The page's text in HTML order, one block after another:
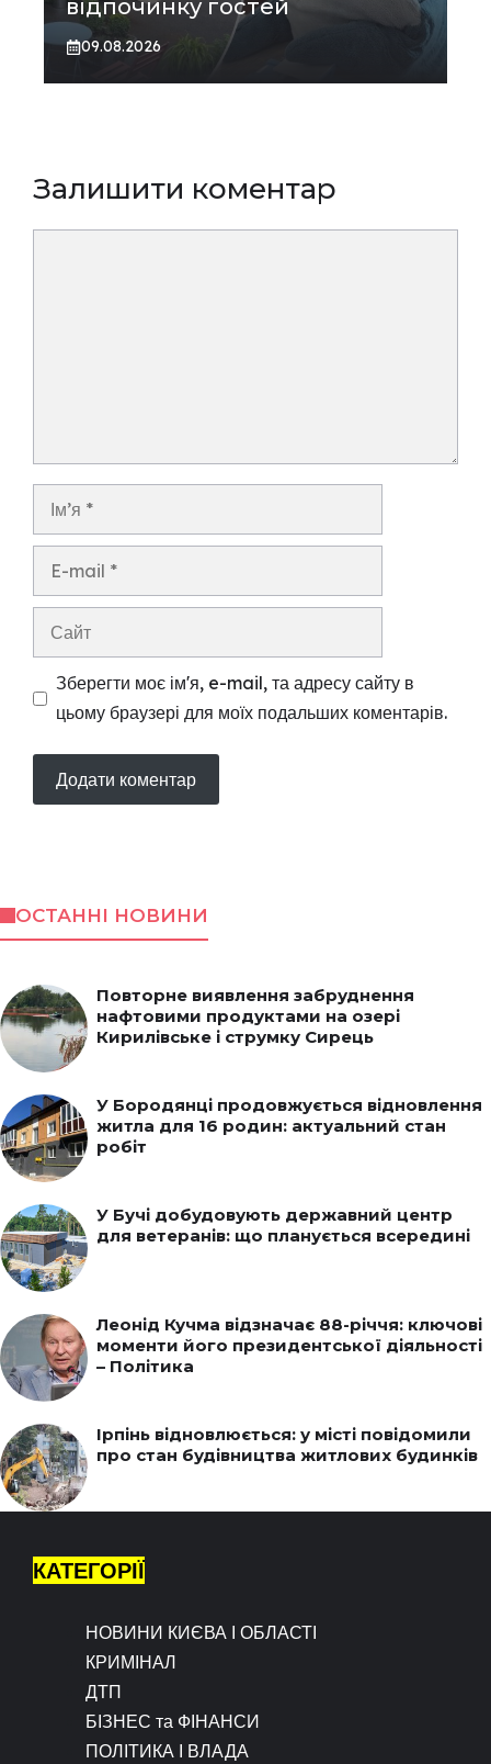
відпочинку гостей
09.08.2026
Залишити коментар
Ім’я
Сайт
Зберегти моє ім'я, e-mail, та адресу сайту в
цьому браузері для моїх подальших коментарів.
ОСТАННІ НОВИНИ
Повторне виявлення забруднення
нафтовими продуктами на озері
Кирилівське і струмку Сирець
У Бородянці продовжується відновлення
житла для 16 родин: актуальний стан
робіт
У Бучі добудовують державний центр
для ветеранів: що планується всередині
Леонід Кучма відзначає 88-річчя: ключові
моменти його президентської діяльності
– Політика
Ірпінь відновлюється: у місті повідомили
про стан будівництва житлових будинків
КАТЕГОРІЇ
НОВИНИ КИЄВА І ОБЛАСТІ
КРИМІНАЛ
ДТП
БІЗНЕС та ФІНАНСИ
ПОЛІТИКА І ВЛАДА